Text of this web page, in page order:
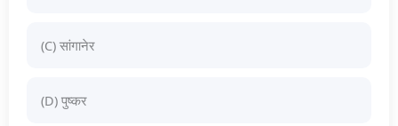
(C) सांगानेर
(D) पुष्कर